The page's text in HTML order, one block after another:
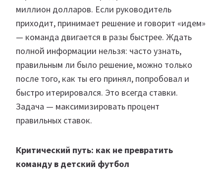
миллион долларов. Если руководитель
приходит, принимает решение и говорит «идем»
— команда двигается в разы быстрее. Ждать
полной информации нельзя: часто узнать,
правильным ли было решение, можно только
после того, как ты его принял, попробовал и
быстро итерировался. Это всегда ставки.
Задача — максимизировать процент
правильных ставок.
Критический путь: как не превратить
команду в детский футбол